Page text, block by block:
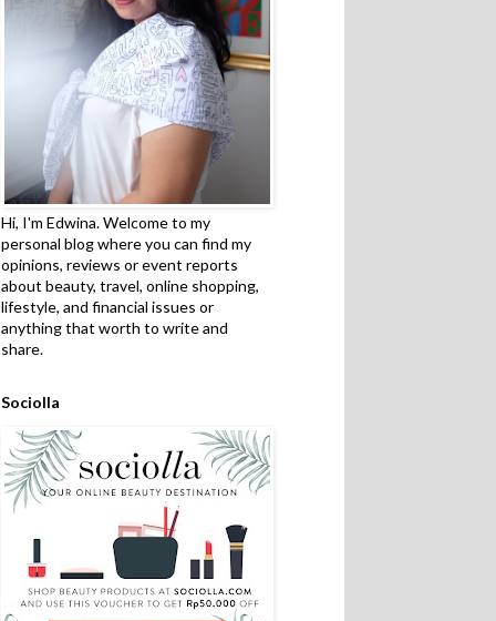
Hi, I'm Edwina. Welcome to my
personal blog where you can find my
opinions, reviews or event reports
about beauty, travel, online shopping,
lifestyle, and financial issues or
anything that worth to write and
share.
Sociolla